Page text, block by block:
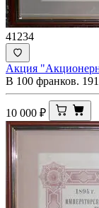
41234
Акция
В 100 франков.
10 000 ₽